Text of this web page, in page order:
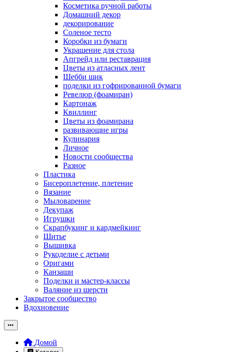
Косметика ручной работы
Домашний декор
декорирование
Соленое тесто
Коробки из бумаги
Украшение для стола
Апгрейд или реставрация
Цветы из атласных лент
Шебби шик
поделки из гофрированной бумаги
Ревелюр (фоамиран)
Картонаж
Квиллинг
Цветы из фоамирана
развивающие игры
Кулинария
Личное
Новости сообщества
Разное
Пластика
Бисероплетение, плетение
Вязание
Мыловарение
Декупаж
Игрушки
Скрапбукинг и кардмейкинг
Шитье
Вышивка
Рукоделие с детьми
Оригами
Канзаши
Поделки и мастер-классы
Валяние из шерсти
Закрытое сообщество
Вдохновение
Домой